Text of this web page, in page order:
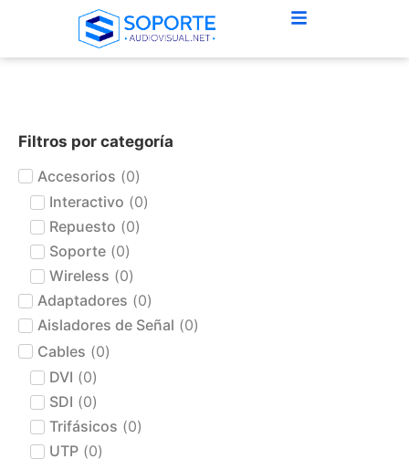
Filtros por categoría
Accesorios (0)
Interactivo (0)
Repuesto (0)
Soporte (0)
Wireless (0)
Adaptadores (0)
Aisladores de Señal (0)
Cables (0)
DVI (0)
SDI (0)
Trifásicos (0)
UTP (0)